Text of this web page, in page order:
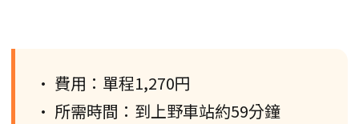
• 費用：單程1,270円
• 所需時間：到上野車站約59分鐘